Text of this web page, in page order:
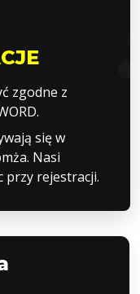
zgodne z
się w
Nasi
przy rejestracji.